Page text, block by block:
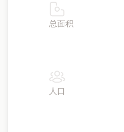
总面积
人口